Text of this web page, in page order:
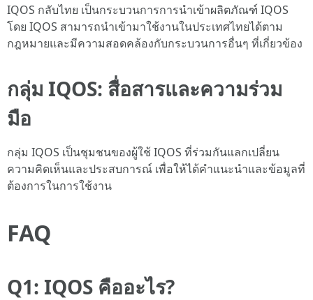
IQOS กลับไทย เป็นกระบวนการการนำเข้าผลิตภัณฑ์ IQOS
โดย IQOS สามารถนำเข้ามาใช้งานในประเทศไทยได้ตาม
กฎหมายและมีความสอดคล้องกับกระบวนการอื่นๆ ที่เกี่ยวข้อง
กลุ่ม IQOS: สื่อสารและความร่วม
มือ
กลุ่ม IQOS เป็นชุมชนของผู้ใช้ IQOS ที่ร่วมกันแลกเปลี่ยน
ความคิดเห็นและประสบการณ์ เพื่อให้ได้คำแนะนำและข้อมูลที่
ต้องการในการใช้งาน
FAQ
Q1: IQOS คืออะไร?